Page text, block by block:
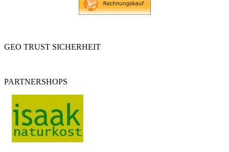
GEO TRUST SICHERHEIT
PARTNERSHOPS